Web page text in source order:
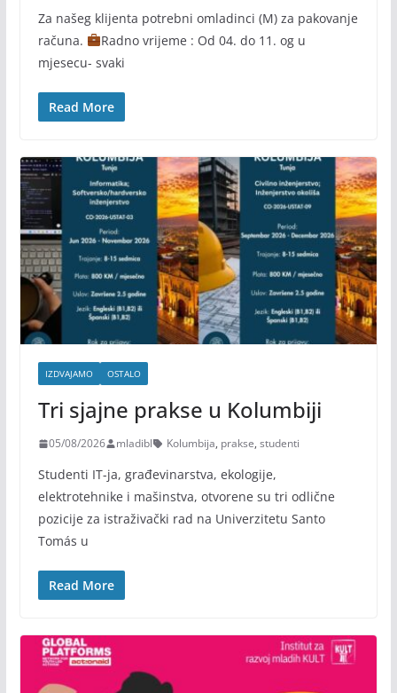
Za našeg klijenta potrebni omladinci (M) za pakovanje
računa.
Radno vrijeme : Od 04. do 11. og u
mjesecu- svaki
Read More
IZDVAJAMO OSTALO
Tri sjajne prakse u Kolumbiji
05/08/2026 mladibl Kolumbija, prakse, studenti
Studenti IT-ja, građevinarstva, ekologije,
elektrotehnike i mašinstva, otvorene su tri odlične
pozicije za istraživački rad na Univerzitetu Santo
Tomás u
Read More